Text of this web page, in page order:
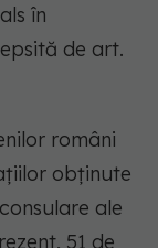
în
de art.
români
obținute
ale
51 de